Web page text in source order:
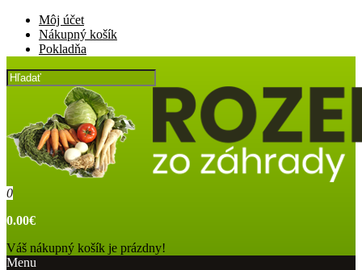
Môj účet
Nákupný košík
Pokladňa
0
0.00€
Váš nákupný košík je prázdny!
Menu